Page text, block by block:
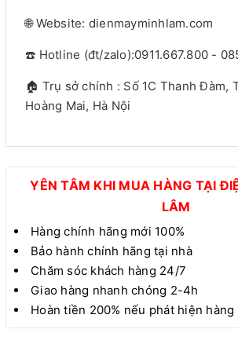
🌐 Website: dienmayminhlam.com
☎️ Hotline (đt/zalo):0911.667.800 -
🏠 Trụ sở chính : Số 1C Thanh Đàm,
Hoàng Mai, Hà Nội
YÊN TÂM KHI MUA HÀNG TẠI
LÂM
Hàng chính hãng mới 100%
Bảo hành chính hãng tại nhà
Chăm sóc khách hàng 24/7
Giao hàng nhanh chóng 2-4h
Hoàn tiền 200% nếu phát hiện hàng